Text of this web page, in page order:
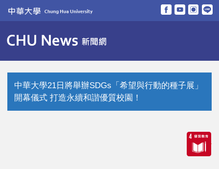
跳
要
內
中華大學21日將舉辦SDGs「希望與行動的種子展」
開幕儀式 打造永續和諧優質校園！